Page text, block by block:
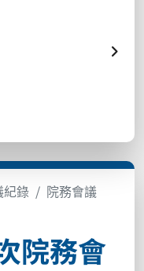
紀錄
院務會議
院務會